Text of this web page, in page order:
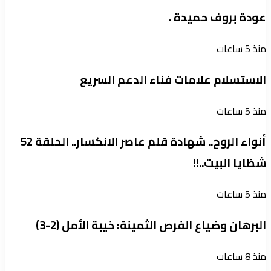
عودة بروف حميدة .
منذ 5 ساعات
الاستسلام علامات فناء الدعم السريع
منذ 5 ساعات
أنواء الروح.. شهادة قلم عاصر الانكسار.. الحلقة 52
شظايا البيت..!!
منذ 5 ساعات
البرهان وضياع الفرص الثمينة: خيبة الأمل (2-3)
منذ 8 ساعات